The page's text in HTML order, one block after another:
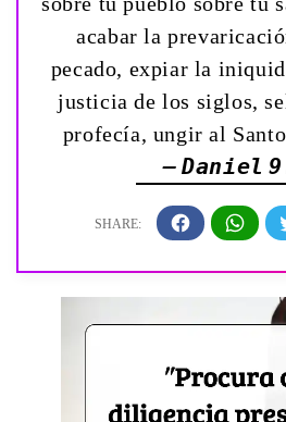
acabar la
pecado, expiar la
justicia de los siglos,
profecía, ungir al
— Daniel